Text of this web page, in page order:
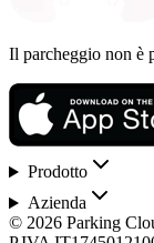
Il parcheggio non è
Prodotto
Azienda
© 2026 Parking